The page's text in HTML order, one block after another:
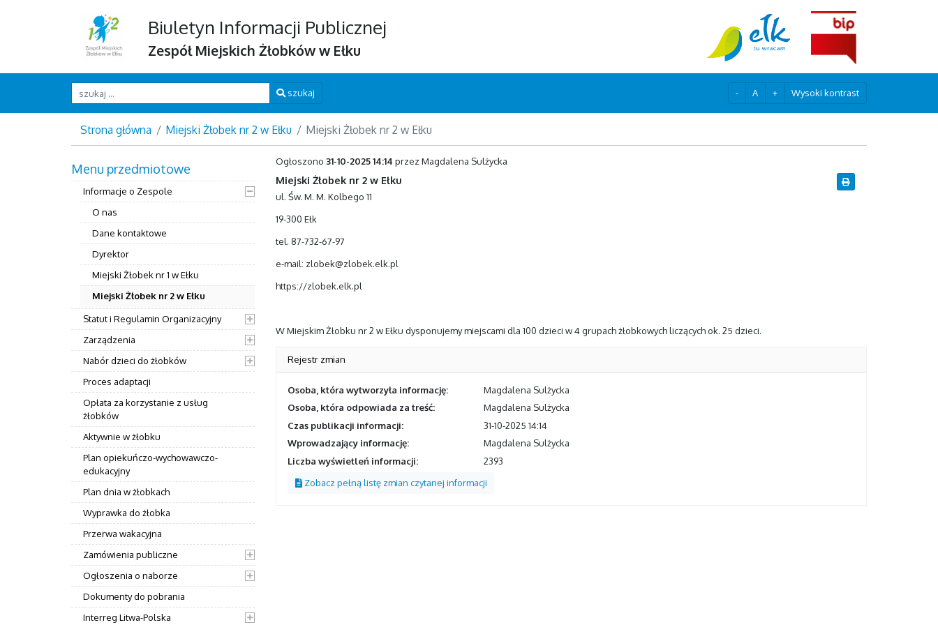
Biuletyn Informacji Publicznej
Zespół Miejskich Żłobków w Ełku
Wpisz szukaną frazę szukaj - A + Wysoki kontrast
Strona główna Miejski Żłobek nr 2 w Ełku Miejski Żłobek nr 2 w Ełku
Menu przedmiotowe
Informacje o Zespole
O nas
Dane kontaktowe
Dyrektor
Miejski Żłobek nr 1 w Ełku
Miejski Żłobek nr 2 w Ełku
Statut i Regulamin Organizacyjny
Zarządzenia
Nabór dzieci do żłobków
Proces adaptacji
Opłata za korzystanie z usług
żłobków
Aktywnie w żłobku
Plan opiekuńczo-wychowawczo-
edukacyjny
Plan dnia w żłobkach
Wyprawka do żłobka
Przerwa wakacyjna
Zamówienia publiczne
Ogłoszenia o naborze
Dokumenty do pobrania
Interreg Litwa-Polska
Ogłoszono 31-10-2025 14:14 przez Magdalena Sulżycka
Miejski Żłobek nr 2 w Ełku
ul. Św. M. M. Kolbego 11
19-300 Ełk
tel. 87-732-67-97
e-mail: zlobek@zlobek.elk.pl
https://zlobek.elk.pl
W Miejskim Żłobku nr 2 w Ełku dysponujemy miejscami dla 100 dzieci w 4 grupach żłobkowych liczących ok. 25 dzieci.
Rejestr zmian
Osoba, która wytworzyła informację:
Magdalena Sulżycka
Osoba, która odpowiada za treść:
Magdalena Sulżycka
Czas publikacji informacji:
31-10-2025 14:14
Wprowadzający informację:
Magdalena Sulżycka
Liczba wyświetleń informacji:
2393
Zobacz pełną listę zmian czytanej informacji